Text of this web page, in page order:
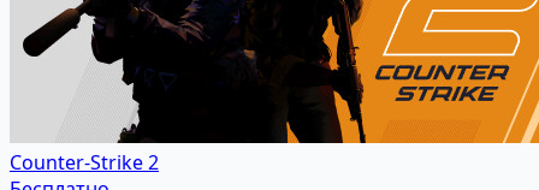
Counter-Strike 2